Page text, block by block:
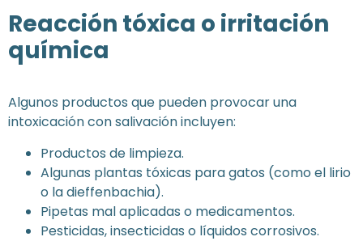
Reacción tóxica o irritación
química
Algunos productos que pueden provocar una
intoxicación con salivación incluyen:
Productos de limpieza.
Algunas plantas tóxicas para gatos (como el lirio
o la dieffenbachia).
Pipetas mal aplicadas o medicamentos.
Pesticidas, insecticidas o líquidos corrosivos.